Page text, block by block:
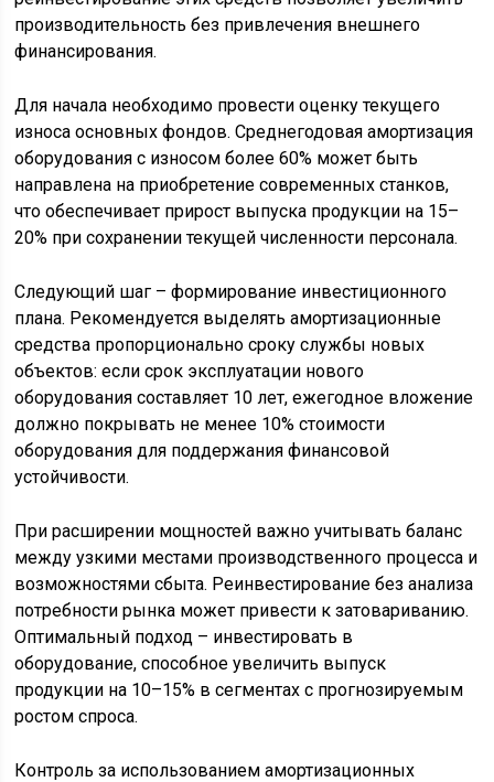
производительность без привлечения внешнего
финансирования.
Для начала необходимо провести оценку текущего
износа основных фондов. Среднегодовая амортизация
оборудования с износом более 60% может быть
направлена на приобретение современных станков,
что обеспечивает прирост выпуска продукции на 15–
20% при сохранении текущей численности персонала.
Следующий шаг – формирование инвестиционного
плана. Рекомендуется выделять амортизационные
средства пропорционально сроку службы новых
объектов: если срок эксплуатации нового
оборудования составляет 10 лет, ежегодное вложение
должно покрывать не менее 10% стоимости
оборудования для поддержания финансовой
устойчивости.
При расширении мощностей важно учитывать баланс
между узкими местами производственного процесса и
возможностями сбыта. Реинвестирование без анализа
потребности рынка может привести к затовариванию.
Оптимальный подход – инвестировать в
оборудование, способное увеличить выпуск
продукции на 10–15% в сегментах с прогнозируемым
ростом спроса.
Контроль за использованием амортизационных